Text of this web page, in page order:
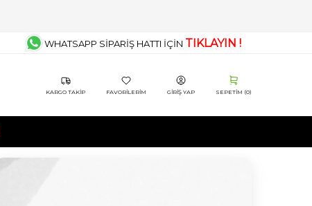
WHATSAPP SİPARİŞ HATTI İÇİN TIKLAYIN !
KARGO TAKIP FAVORILERIM GIRIŞ YAP SEPETIM (0)